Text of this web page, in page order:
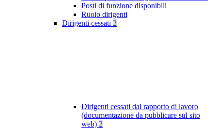
Posti di funzione disponibili
Ruolo dirigenti
Dirigenti cessati 2
Dirigenti cessati dal rapporto di lavoro
(documentazione da pubblicare sul sito
web) 2